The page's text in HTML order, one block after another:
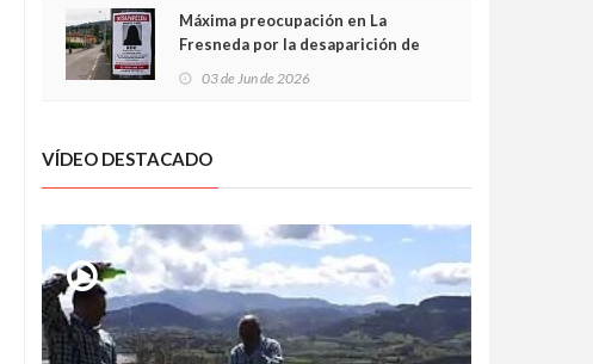
Máxima preocupación en La
Fresneda por la desaparición de
03 de Jun de 2026
VÍDEO DESTACADO